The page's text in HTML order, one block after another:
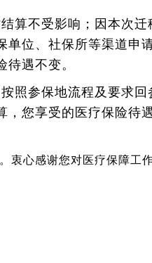
算不受影响；因本次迁
位、社保所等渠道申
遇不变。
照参保地流程及要求回
您享受的医疗保险待
衷心感谢您对医疗保障工